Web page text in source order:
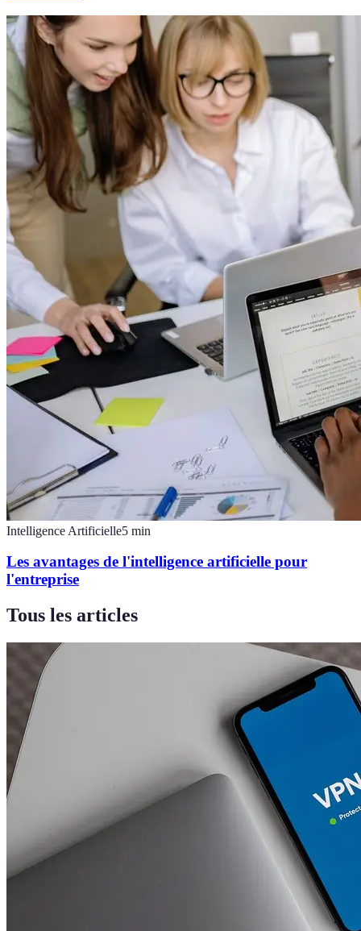
Intelligence Artificielle5 min
Les avantages de l'intelligence artificielle pour
l'entreprise
Tous les articles